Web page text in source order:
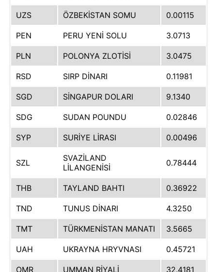
UZS ÖZBEKİSTAN SOMU 0.00115
PEN PERU YENİ SOLU 3.0713
PLN POLONYA ZLOTİSİ 3.0475
RSD SIRP DİNARI 0.11981
SGD SİNGAPUR DOLARI 9.1340
SDG SUDAN POUNDU 0.02846
SYP SURİYE LİRASI 0.00496
SZL
SVAZİLAND
LİLANGENİSİ
0.78444
THB TAYLAND BAHTI 0.36922
TND TUNUS DİNARI 4.3250
TMT TÜRKMENİSTAN MANATI 3.5665
UAH UKRAYNA HRYVNASI 0.45721
OMR UMMAN RİYALİ 32.4181